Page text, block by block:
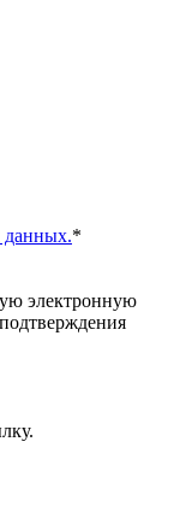
данных.*
электронную